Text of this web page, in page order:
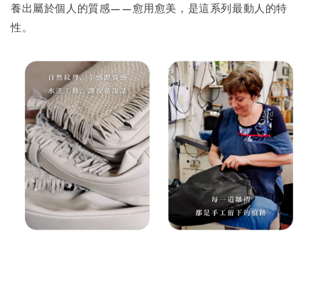
養出屬於個人的質感——愈用愈美，是這系列最動人的特
性。